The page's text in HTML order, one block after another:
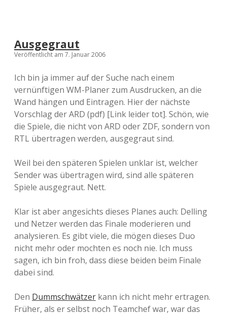
Ausgegraut
Veröffentlicht am 7. Januar 2006
Ich bin ja immer auf der Suche nach einem
vernünftigen WM-Planer zum Ausdrucken, an die
Wand hängen und Eintragen. Hier der nächste
Vorschlag der ARD (pdf) [Link leider tot]. Schön, wie
die Spiele, die nicht von ARD oder ZDF, sondern von
RTL übertragen werden, ausgegraut sind.
Weil bei den späteren Spielen unklar ist, welcher
Sender was übertragen wird, sind alle späteren
Spiele ausgegraut. Nett.
Klar ist aber angesichts dieses Planes auch: Delling
und Netzer werden das Finale moderieren und
analysieren. Es gibt viele, die mögen dieses Duo
nicht mehr oder mochten es noch nie. Ich muss
sagen, ich bin froh, dass diese beiden beim Finale
dabei sind.
Den Dummschwätzer kann ich nicht mehr ertragen.
Früher, als er selbst noch Teamchef war, war das